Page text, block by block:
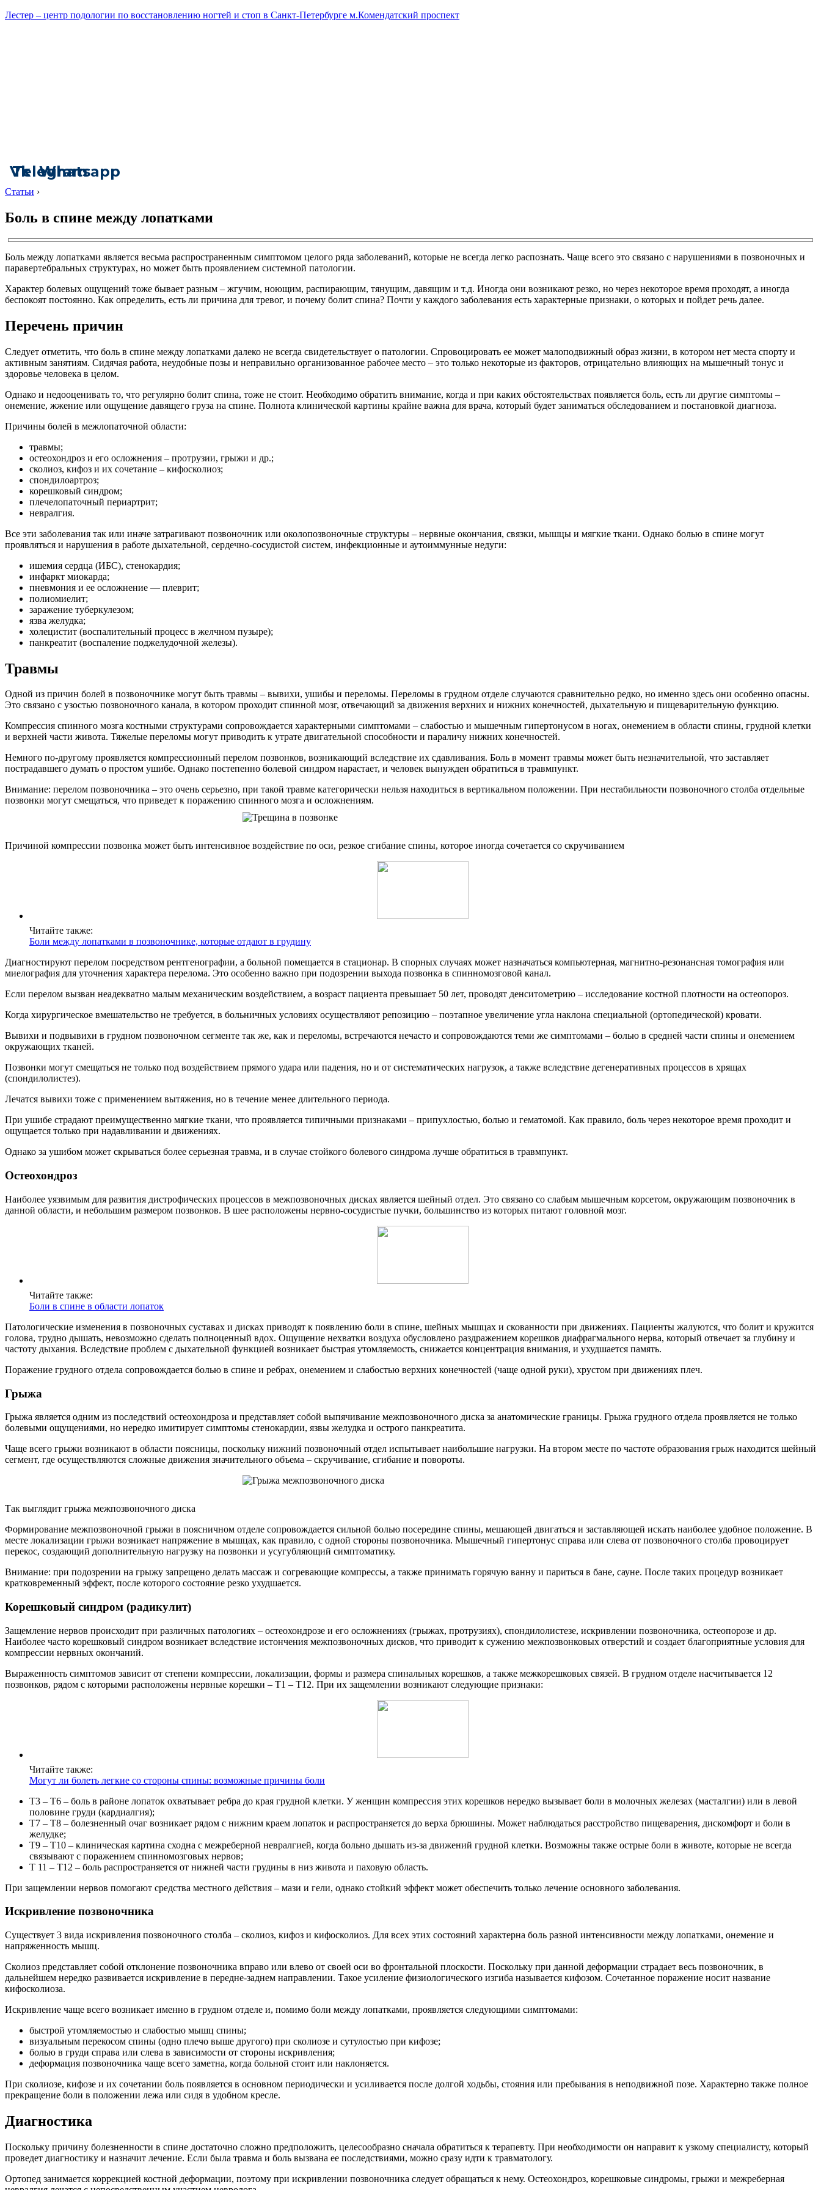
Лестер – центр подологии по восстановлению ногтей и стоп в Санкт-Петербурге м.Комендатский проспект
Vk
Telegram
Whatsapp
Статьи ›
Боль в спине между лопатками
Боль между лопатками является весьма распространенным симптомом целого ряда заболеваний, которые не всегда легко распознать. Чаще всего это связано с нарушениями в позвоночных и
паравертебральных структурах, но может быть проявлением системной патологии.
Характер болевых ощущений тоже бывает разным – жгучим, ноющим, распирающим, тянущим, давящим и т.д. Иногда они возникают резко, но через некоторое время проходят, а иногда
беспокоят постоянно. Как определить, есть ли причина для тревог, и почему болит спина? Почти у каждого заболевания есть характерные признаки, о которых и пойдет речь далее.
Перечень причин
Следует отметить, что боль в спине между лопатками далеко не всегда свидетельствует о патологии. Спровоцировать ее может малоподвижный образ жизни, в котором нет места спорту и
активным занятиям. Сидячая работа, неудобные позы и неправильно организованное рабочее место – это только некоторые из факторов, отрицательно влияющих на мышечный тонус и
здоровье человека в целом.
Однако и недооценивать то, что регулярно болит спина, тоже не стоит. Необходимо обратить внимание, когда и при каких обстоятельствах появляется боль, есть ли другие симптомы –
онемение, жжение или ощущение давящего груза на спине. Полнота клинической картины крайне важна для врача, который будет заниматься обследованием и постановкой диагноза.
Причины болей в межлопаточной области:
травмы;
остеохондроз и его осложнения – протрузии, грыжи и др.;
сколиоз, кифоз и их сочетание – кифосколиоз;
спондилоартроз;
корешковый синдром;
плечелопаточный периартрит;
невралгия.
Все эти заболевания так или иначе затрагивают позвоночник или околопозвоночные структуры – нервные окончания, связки, мышцы и мягкие ткани. Однако болью в спине могут
проявляться и нарушения в работе дыхательной, сердечно-сосудистой систем, инфекционные и аутоиммунные недуги:
ишемия сердца (ИБС), стенокардия;
инфаркт миокарда;
пневмония и ее осложнение — плеврит;
полиомиелит;
заражение туберкулезом;
язва желудка;
холецистит (воспалительный процесс в желчном пузыре);
панкреатит (воспаление поджелудочной железы).
Травмы
Одной из причин болей в позвоночнике могут быть травмы – вывихи, ушибы и переломы. Переломы в грудном отделе случаются сравнительно редко, но именно здесь они особенно опасны.
Это связано с узостью позвоночного канала, в котором проходит спинной мозг, отвечающий за движения верхних и нижних конечностей, дыхательную и пищеварительную функцию.
Компрессия спинного мозга костными структурами сопровождается характерными симптомами – слабостью и мышечным гипертонусом в ногах, онемением в области спины, грудной клетки
и верхней части живота. Тяжелые переломы могут приводить к утрате двигательной способности и параличу нижних конечностей.
Немного по-другому проявляется компрессионный перелом позвонков, возникающий вследствие их сдавливания. Боль в момент травмы может быть незначительной, что заставляет
пострадавшего думать о простом ушибе. Однако постепенно болевой синдром нарастает, и человек вынужден обратиться в травмпункт.
Внимание: перелом позвоночника – это очень серьезно, при такой травме категорически нельзя находиться в вертикальном положении. При нестабильности позвоночного столба отдельные
позвонки могут смещаться, что приведет к поражению спинного мозга и осложнениям.
Причиной компрессии позвонка может быть интенсивное воздействие по оси, резкое сгибание спины, которое иногда сочетается со скручиванием
Читайте также:
Боли между лопатками в позвоночнике, которые отдают в грудину
Диагностируют перелом посредством рентгенографии, а больной помещается в стационар. В спорных случаях может назначаться компьютерная, магнитно-резонансная томография или
миелография для уточнения характера перелома. Это особенно важно при подозрении выхода позвонка в спинномозговой канал.
Если перелом вызван неадекватно малым механическим воздействием, а возраст пациента превышает 50 лет, проводят денситометрию – исследование костной плотности на остеопороз.
Когда хирургическое вмешательство не требуется, в больничных условиях осуществляют репозицию – поэтапное увеличение угла наклона специальной (ортопедической) кровати.
Вывихи и подвывихи в грудном позвоночном сегменте так же, как и переломы, встречаются нечасто и сопровождаются теми же симптомами – болью в средней части спины и онемением
окружающих тканей.
Позвонки могут смещаться не только под воздействием прямого удара или падения, но и от систематических нагрузок, а также вследствие дегенеративных процессов в хрящах
(спондилолистез).
Лечатся вывихи тоже с применением вытяжения, но в течение менее длительного периода.
При ушибе страдают преимущественно мягкие ткани, что проявляется типичными признаками – припухлостью, болью и гематомой. Как правило, боль через некоторое время проходит и
ощущается только при надавливании и движениях.
Однако за ушибом может скрываться более серьезная травма, и в случае стойкого болевого синдрома лучше обратиться в травмпункт.
Остеохондроз
Наиболее уязвимым для развития дистрофических процессов в межпозвоночных дисках является шейный отдел. Это связано со слабым мышечным корсетом, окружающим позвоночник в
данной области, и небольшим размером позвонков. В шее расположены нервно-сосудистые пучки, большинство из которых питают головной мозг.
Читайте также:
Боли в спине в области лопаток
Патологические изменения в позвоночных суставах и дисках приводят к появлению боли в спине, шейных мышцах и скованности при движениях. Пациенты жалуются, что болит и кружится
голова, трудно дышать, невозможно сделать полноценный вдох. Ощущение нехватки воздуха обусловлено раздражением корешков диафрагмального нерва, который отвечает за глубину и
частоту дыхания. Вследствие проблем с дыхательной функцией возникает быстрая утомляемость, снижается концентрация внимания, и ухудшается память.
Поражение грудного отдела сопровождается болью в спине и ребрах, онемением и слабостью верхних конечностей (чаще одной руки), хрустом при движениях плеч.
Грыжа
Грыжа является одним из последствий остеохондроза и представляет собой выпячивание межпозвоночного диска за анатомические границы. Грыжа грудного отдела проявляется не только
болевыми ощущениями, но нередко имитирует симптомы стенокардии, язвы желудка и острого панкреатита.
Чаще всего грыжи возникают в области поясницы, поскольку нижний позвоночный отдел испытывает наибольшие нагрузки. На втором месте по частоте образования грыж находится шейный
сегмент, где осуществляются сложные движения значительного объема – скручивание, сгибание и повороты.
Так выглядит грыжа межпозвоночного диска
Формирование межпозвоночной грыжи в поясничном отделе сопровождается сильной болью посередине спины, мешающей двигаться и заставляющей искать наиболее удобное положение. В
месте локализации грыжи возникает напряжение в мышцах, как правило, с одной стороны позвоночника. Мышечный гипертонус справа или слева от позвоночного столба провоцирует
перекос, создающий дополнительную нагрузку на позвонки и усугубляющий симптоматику.
Внимание: при подозрении на грыжу запрещено делать массаж и согревающие компрессы, а также принимать горячую ванну и париться в бане, сауне. После таких процедур возникает
кратковременный эффект, после которого состояние резко ухудшается.
Корешковый синдром (радикулит)
Защемление нервов происходит при различных патологиях – остеохондрозе и его осложнениях (грыжах, протрузиях), спондилолистезе, искривлении позвоночника, остеопорозе и др.
Наиболее часто корешковый синдром возникает вследствие истончения межпозвоночных дисков, что приводит к сужению межпозвонковых отверстий и создает благоприятные условия для
компрессии нервных окончаний.
Выраженность симптомов зависит от степени компрессии, локализации, формы и размера спинальных корешков, а также межкорешковых связей. В грудном отделе насчитывается 12
позвонков, рядом с которыми расположены нервные корешки – Т1 – Т12. При их защемлении возникают следующие признаки:
Читайте также:
Могут ли болеть легкие со стороны спины: возможные причины боли
Т3 – Т6 – боль в районе лопаток охватывает ребра до края грудной клетки. У женщин компрессия этих корешков нередко вызывает боли в молочных железах (масталгии) или в левой
половине груди (кардиалгия);
Т7 – Т8 – болезненный очаг возникает рядом с нижним краем лопаток и распространяется до верха брюшины. Может наблюдаться расстройство пищеварения, дискомфорт и боли в
желудке;
Т9 – Т10 – клиническая картина сходна с межреберной невралгией, когда больно дышать из-за движений грудной клетки. Возможны также острые боли в животе, которые не всегда
связывают с поражением спинномозговых нервов;
Т 11 – Т12 – боль распространяется от нижней части грудины в низ живота и паховую область.
При защемлении нервов помогают средства местного действия – мази и гели, однако стойкий эффект может обеспечить только лечение основного заболевания.
Искривление позвоночника
Существует 3 вида искривления позвоночного столба – сколиоз, кифоз и кифосколиоз. Для всех этих состояний характерна боль разной интенсивности между лопатками, онемение и
напряженность мышц.
Сколиоз представляет собой отклонение позвоночника вправо или влево от своей оси во фронтальной плоскости. Поскольку при данной деформации страдает весь позвоночник, в
дальнейшем нередко развивается искривление в передне-заднем направлении. Такое усиление физиологического изгиба называется кифозом. Сочетанное поражение носит название
кифосколиоза.
Искривление чаще всего возникает именно в грудном отделе и, помимо боли между лопатками, проявляется следующими симптомами:
быстрой утомляемостью и слабостью мышц спины;
визуальным перекосом спины (одно плечо выше другого) при сколиозе и сутулостью при кифозе;
болью в груди справа или слева в зависимости от стороны искривления;
деформация позвоночника чаще всего заметна, когда больной стоит или наклоняется.
При сколиозе, кифозе и их сочетании боль появляется в основном периодически и усиливается после долгой ходьбы, стояния или пребывания в неподвижной позе. Характерно также полное
прекращение боли в положении лежа или сидя в удобном кресле.
Диагностика
Поскольку причину болезненности в спине достаточно сложно предположить, целесообразно сначала обратиться к терапевту. При необходимости он направит к узкому специалисту, который
проведет диагностику и назначит лечение. Если была травма и боль вызвана ее последствиями, можно сразу идти к травматологу.
Ортопед занимается коррекцией костной деформации, поэтому при искривлении позвоночника следует обращаться к нему. Остеохондроз, корешковые синдромы, грыжи и межреберная